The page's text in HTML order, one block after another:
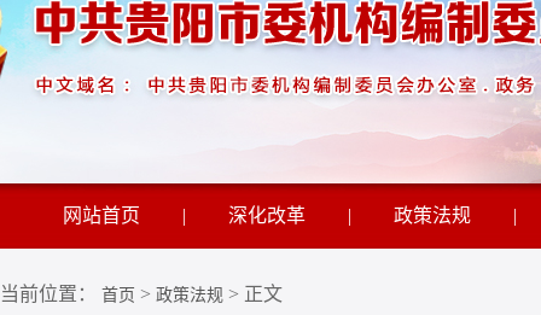
网站首页 | 深化改革 | 政策法规 |
当前位置： 首页 > 政策法规 > 正文